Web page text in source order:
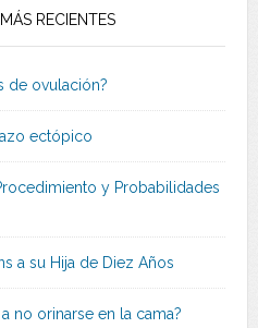
RECIENTES
de ovulación?
ectópico
y Probabilidades
a su Hija de Diez Años
no orinarse en la cama?